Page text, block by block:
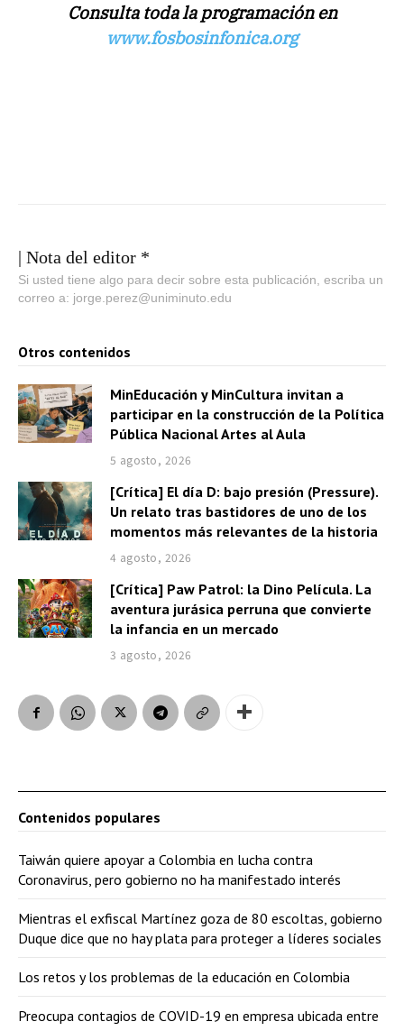
Consulta toda la programación en
www.fosbosinfonica.org
| Nota del editor *
Si usted tiene algo para decir sobre esta publicación, escriba un
correo a: jorge.perez@uniminuto.edu
Otros contenidos
MinEducación y MinCultura invitan a
participar en la construcción de la Política
Pública Nacional Artes al Aula
5 agosto, 2026
[Crítica] El día D: bajo presión (Pressure).
Un relato tras bastidores de uno de los
momentos más relevantes de la historia
4 agosto, 2026
[Crítica] Paw Patrol: la Dino Película. La
aventura jurásica perruna que convierte
la infancia en un mercado
3 agosto, 2026
Contenidos populares
Taiwán quiere apoyar a Colombia en lucha contra
Coronavirus, pero gobierno no ha manifestado interés
Mientras el exfiscal Martínez goza de 80 escoltas, gobierno
Duque dice que no hay plata para proteger a líderes sociales
Los retos y los problemas de la educación en Colombia
Preocupa contagios de COVID-19 en empresa ubicada entre